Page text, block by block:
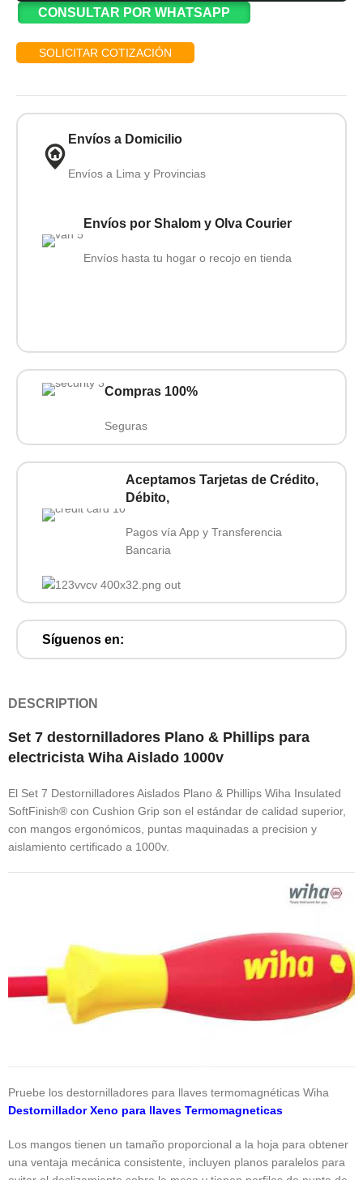
CONSULTAR POR WHATSAPP
SOLICITAR COTIZACIÓN
Envíos a Domicilio
Envíos a Lima y Provincias
Envíos por Shalom y Olva Courier
Envíos hasta tu hogar o recojo en tienda
Compras 100%
Seguras
Aceptamos Tarjetas de Crédito,
Débito,
Pagos vía App y Transferencia
Bancaria
Síguenos en:
DESCRIPTION
Set 7 destornilladores Plano & Phillips para
electricista Wiha Aislado 1000v
El Set 7 Destornilladores Aislados Plano & Phillips Wiha Insulated
SoftFinish® con Cushion Grip son el estándar de calidad superior,
con mangos ergonómicos, puntas maquinadas a precision y
aislamiento certificado a 1000v.
Pruebe los destornilladores para llaves termomagnéticas Wiha
Destornillador Xeno para llaves Termomagneticas
Los mangos tienen un tamaño proporcional a la hoja para obtener
una ventaja mecánica consistente, incluyen planos paralelos para